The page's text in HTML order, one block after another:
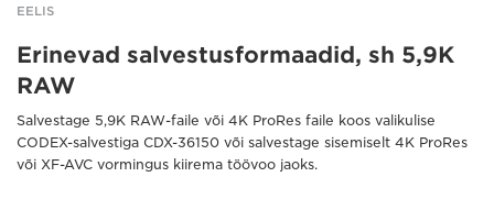
EELIS
Erinevad salvestusformaadid, sh 5,9K
RAW
Salvestage 5,9K RAW-faile või 4K ProRes faile koos valikulise
CODEX-salvestiga CDX-36150 või salvestage sisemiselt 4K ProRes
või XF-AVC vormingus kiirema töövoo jaoks.